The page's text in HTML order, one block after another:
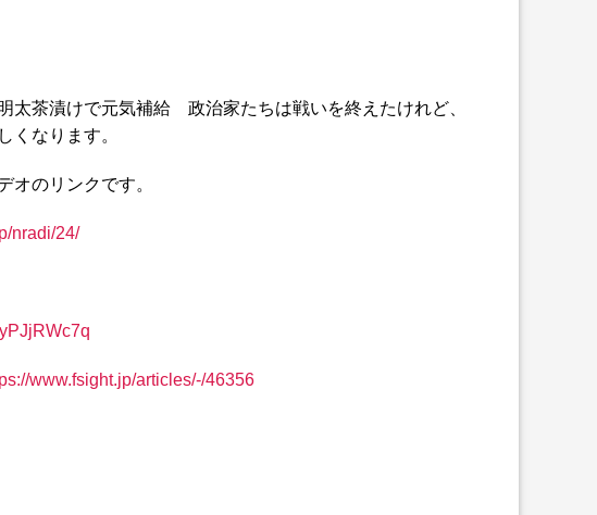
茶漬けで元気補給 政治家たちは戦いを終えたけれど、
くなります。
オのリンクです。
nradi/24/
www.fsight.jp/articles/-/46356